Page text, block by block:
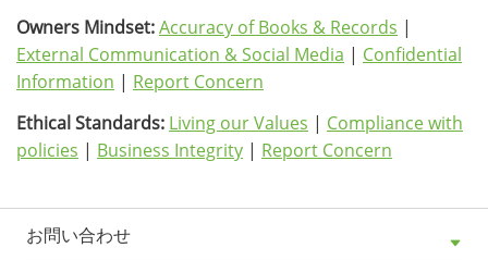
Owners Mindset:Accuracy of Books & Records |
External Communication & Social Media | Confidential
Information | Report Concern
Ethical Standards: Living our Values | Compliance with
policies | Business Integrity | Report Concern
お問い合わせ